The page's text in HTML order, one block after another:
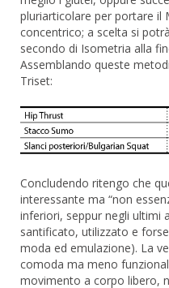
pluriarticolare per portare il
concentrico; a scelta si
secondo di Isometria alla
Assemblando queste
Triset:
Concludendo ritengo che
interessante ma “non
inferiori, seppur negli ultimi
santificato, utilizzato e
moda ed emulazione). La
comoda ma meno
movimento a corpo libero,